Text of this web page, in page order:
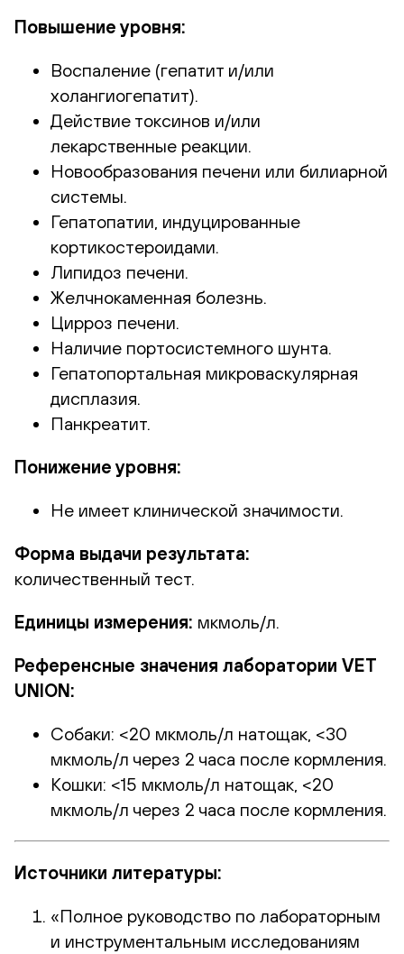
Повышение уровня:
Воспаление (гепатит и/или
холангиогепатит).
Действие токсинов и/или
лекарственные реакции.
Новообразования печени или билиарной
системы.
Гепатопатии, индуцированные
кортикостероидами.
Липидоз печени.
Желчнокаменная болезнь.
Цирроз печени.
Наличие портосистемного шунта.
Гепатопортальная микроваскулярная
дисплазия.
Панкреатит.
Понижение уровня:
Не имеет клинической значимости.
Форма выдачи результата:
количественный тест.
Единицы измерения: мкмоль/л.
Референсные значения лаборатории VET
UNION:
Собаки: <20 мкмоль/л натощак, <30
мкмоль/л через 2 часа после кормления.
Кошки: <15 мкмоль/л натощак, <20
мкмоль/л через 2 часа после кормления.
Источники литературы:
«Полное руководство по лабораторным
и инструментальным исследованиям